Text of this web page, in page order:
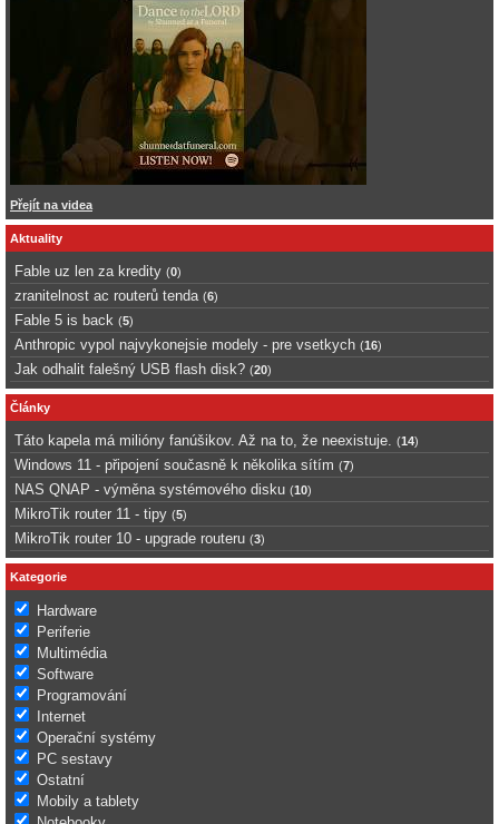
Přejít na videa
Aktuality
Fable uz len za kredity (0)
zranitelnost ac routerů tenda (6)
Fable 5 is back (5)
Anthropic vypol najvykonejsie modely - pre vsetkych (16)
Jak odhalit falešný USB flash disk? (20)
Články
Táto kapela má milióny fanúšikov. Až na to, že neexistuje. (14)
Windows 11 - připojení současně k několika sítím (7)
NAS QNAP - výměna systémového disku (10)
MikroTik router 11 - tipy (5)
MikroTik router 10 - upgrade routeru (3)
Kategorie
Hardware
Periferie
Multimédia
Software
Programování
Internet
Operační systémy
PC sestavy
Ostatní
Mobily a tablety